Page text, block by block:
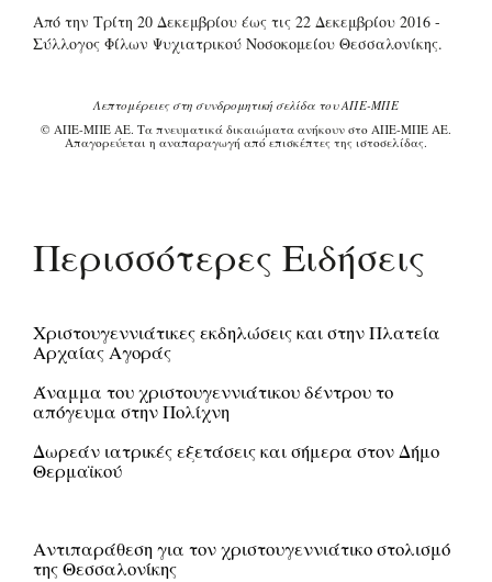
Από την Τρίτη 20 Δεκεμβρίου έως τις 22 Δεκεμβρίου 2016 -
Σύλλογος Φίλων Ψυχιατρικού Νοσοκομείου Θεσσαλονίκης.
Λεπτομέρειες στη συνδρομητική σελίδα του ΑΠΕ-ΜΠΕ
© ΑΠΕ-ΜΠΕ ΑΕ. Τα πνευματικά δικαιώματα ανήκουν στο ΑΠΕ-ΜΠΕ ΑΕ.
Απαγορεύεται η αναπαραγωγή από επισκέπτες της ιστοσελίδας.
Περισσότερες Ειδήσεις
Χριστουγεννιάτικες εκδηλώσεις και στην Πλατεία
Αρχαίας Αγοράς
Άναμμα του χριστουγεννιάτικου δέντρου το
απόγευμα στην Πολίχνη
Δωρεάν ιατρικές εξετάσεις και σήμερα στον Δήμο
Θερμαϊκού
Αντιπαράθεση για τον χριστουγεννιάτικο στολισμό
της Θεσσαλονίκης